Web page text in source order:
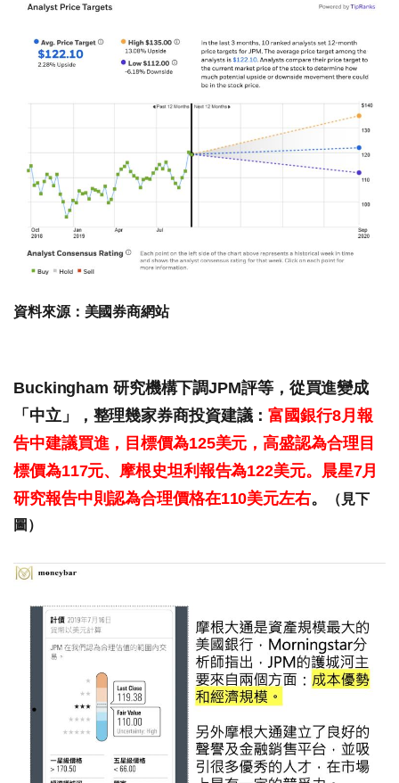
資料來源：美國券商網站
Buckingham 研究機構下調JPM評等，從買進變成
「中立」，整理幾家券商投資建議：富國銀行8月報
告中建議買進，目標價為125美元，高盛認為合理目
標價為117元、摩根史坦利報告為122美元。晨星7月
研究報告中則認為合理價格在110美元左右。
（見下
圖）